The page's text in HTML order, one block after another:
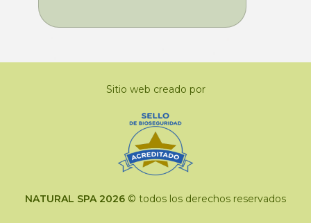
Sitio web creado por
NATURAL SPA 2026 © todos los derechos reservados